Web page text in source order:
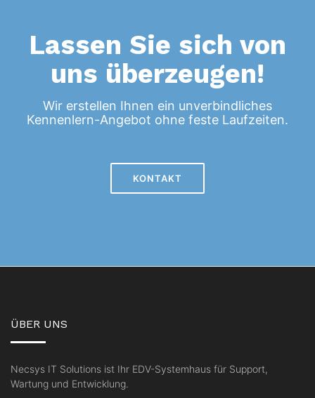
Lassen Sie sich von
uns überzeugen!
Wir erstellen Ihnen ein unverbindliches
Kennenlern-Angebot ohne feste Laufzeiten.
KONTAKT
ÜBER UNS
Necsys IT Solutions ist Ihr EDV-Systemhaus für Support,
Wartung und Entwicklung.